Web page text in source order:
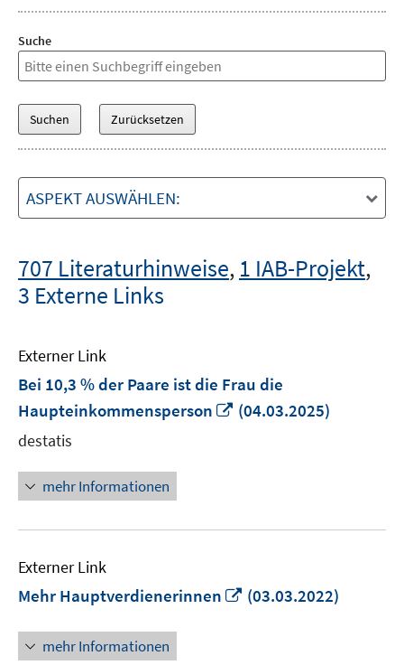
Suche
ASPEKT AUSWÄHLEN:
707 Literaturhinweise, 1 IAB-Projekt,
3 Externe Links
Externer Link
Bei 10,3 % der Paare ist die Frau die
Haupteinkommensperson
In
(04.03.2025)
destatis
mehr Informationen
Externer Link
Mehr Hauptverdienerinnen
In
(03.03.2022)
mehr Informationen